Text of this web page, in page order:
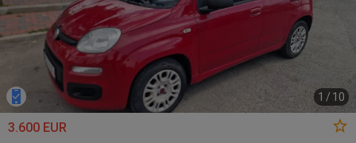
1 / 10
3.600 EUR